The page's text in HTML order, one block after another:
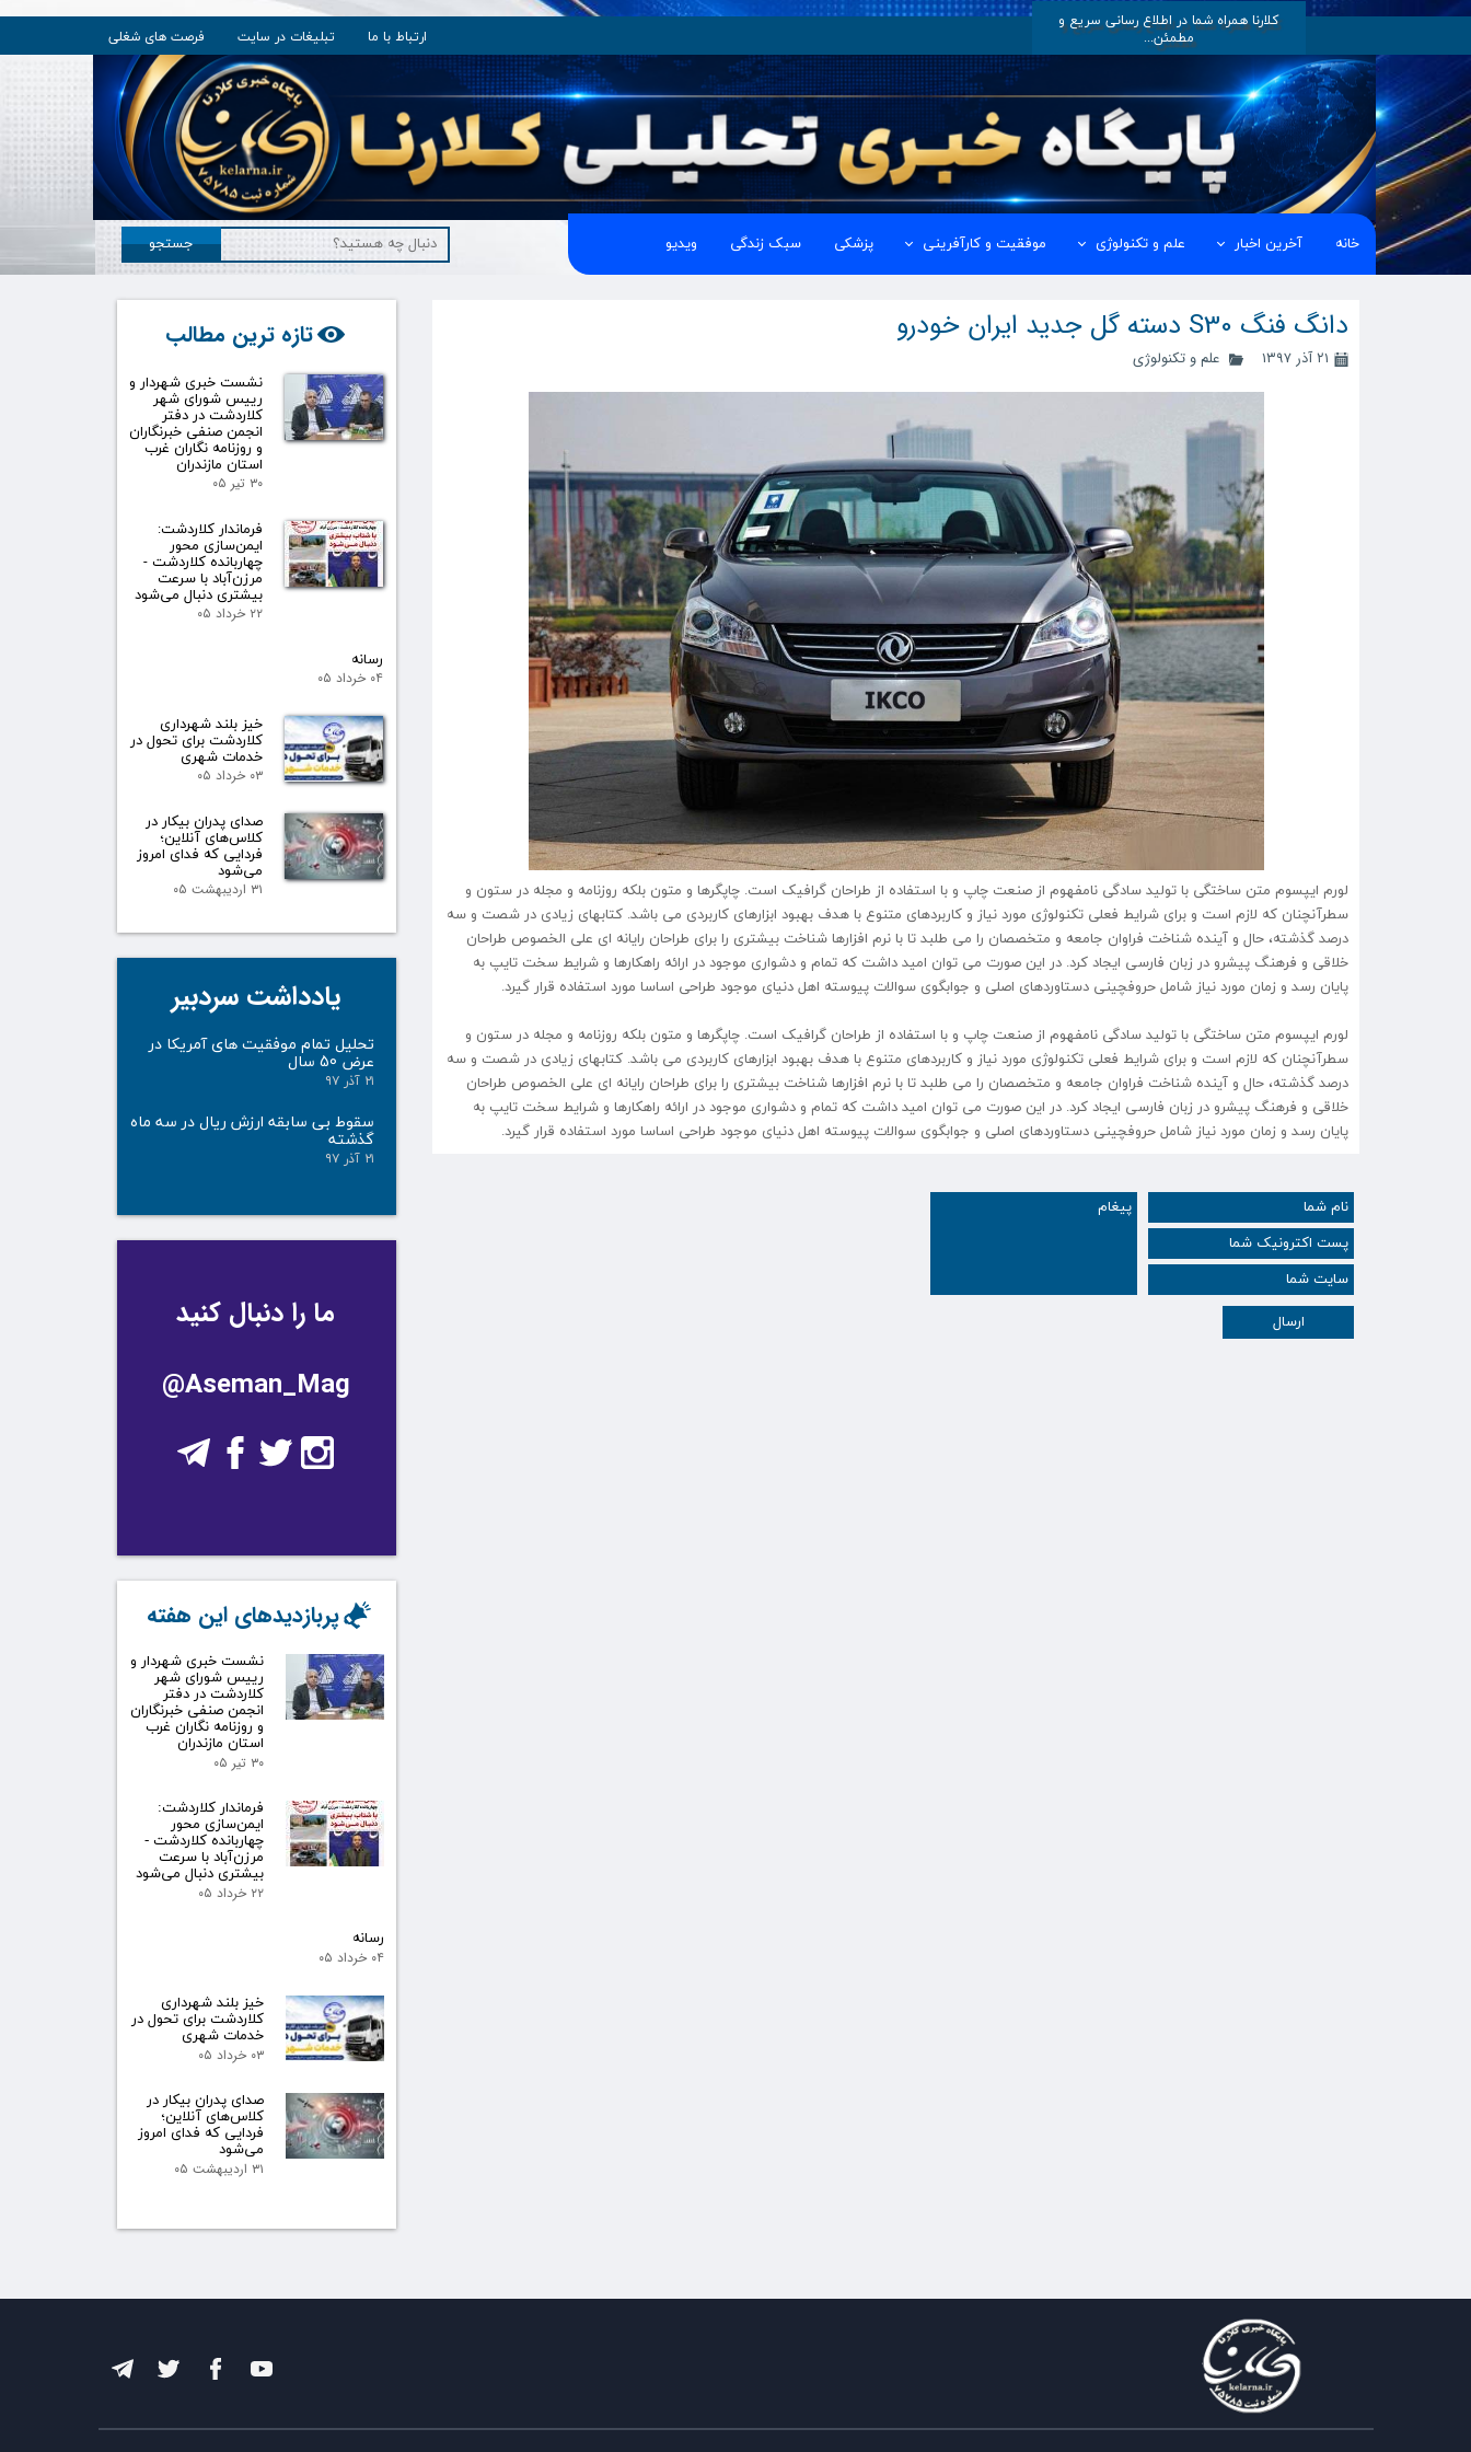
ارتباط با ما تبلیغات در سایت فرصت های شغلی
کلارنا همراه شما در اطلاع رسانی سریع و
مطمئن...
خانه آخرین اخبار علم و تکنولوژی موفقیت و کارآفرینی پزشکی سبک زندگی ویدیو جستجو
دانگ فنگ S30 ​​​​​​​دسته گل جدید ایران خودرو
۲۱ آذر ۱۳۹۷ علم و تکنولوژی
لورم ایپسوم متن ساختگی با تولید سادگی نامفهوم از صنعت چاپ و با استفاده از طراحان گرافیک است. چاپگرها و متون بلکه روزنامه و مجله در ستون و
سطرآنچنان که لازم است و برای شرایط فعلی تکنولوژی مورد نیاز و کاربردهای متنوع با هدف بهبود ابزارهای کاربردی می باشد. کتابهای زیادی در شصت و سه
درصد گذشته، حال و آینده شناخت فراوان جامعه و متخصصان را می طلبد تا با نرم افزارها شناخت بیشتری را برای طراحان رایانه ای علی الخصوص طراحان
خلاقی و فرهنگ پیشرو در زبان فارسی ایجاد کرد. در این صورت می توان امید داشت که تمام و دشواری موجود در ارائه راهکارها و شرایط سخت تایپ به
پایان رسد و زمان مورد نیاز شامل حروفچینی دستاوردهای اصلی و جوابگوی سوالات پیوسته اهل دنیای موجود طراحی اساسا مورد استفاده قرار گیرد.
لورم ایپسوم متن ساختگی با تولید سادگی نامفهوم از صنعت چاپ و با استفاده از طراحان گرافیک است. چاپگرها و متون بلکه روزنامه و مجله در ستون و
سطرآنچنان که لازم است و برای شرایط فعلی تکنولوژی مورد نیاز و کاربردهای متنوع با هدف بهبود ابزارهای کاربردی می باشد. کتابهای زیادی در شصت و سه
درصد گذشته، حال و آینده شناخت فراوان جامعه و متخصصان را می طلبد تا با نرم افزارها شناخت بیشتری را برای طراحان رایانه ای علی الخصوص طراحان
خلاقی و فرهنگ پیشرو در زبان فارسی ایجاد کرد. در این صورت می توان امید داشت که تمام و دشواری موجود در ارائه راهکارها و شرایط سخت تایپ به
پایان رسد و زمان مورد نیاز شامل حروفچینی دستاوردهای اصلی و جوابگوی سوالات پیوسته اهل دنیای موجود طراحی اساسا مورد استفاده قرار گیرد.
ارسال
تازه ترین مطالب
نشست خبری شهردار و
رییس شورای شهر
کلاردشت در دفتر
انجمن صنفی خبرنگاران
و روزنامه نگاران غرب
استان مازندران
۳۰ تیر ۰۵
فرماندار کلاردشت:
ایمن‌سازی محور
چهاربانده کلاردشت -
مرزن‌آباد با سرعت
بیشتری دنبال می‌شود
۲۲ خرداد ۰۵
رسانه
۰۴ خرداد ۰۵
خیز بلند شهرداری
کلاردشت برای تحول در
خدمات شهری
۰۳ خرداد ۰۵
صدای پدران بیکار در
کلاس‌های آنلاین؛
فردایی که فدای امروز
می‌شود
۳۱ اردیبهشت ۰۵
یادداشت سردبیر
تحلیل تمام موفقیت های آمریکا در
عرض 50 سال
۲۱ آذر ۹۷
سقوط بی سابقه ارزش ریال در سه ماه
گذشته
۲۱ آذر ۹۷
@Aseman_Mag
ما را دنبال کنید
نشست خبری شهردار و
رییس شورای شهر
کلاردشت در دفتر
انجمن صنفی خبرنگاران
و روزنامه نگاران غرب
استان مازندران
۳۰ تیر ۰۵
فرماندار کلاردشت:
ایمن‌سازی محور
چهاربانده کلاردشت -
مرزن‌آباد با سرعت
بیشتری دنبال می‌شود
۲۲ خرداد ۰۵
رسانه
۰۴ خرداد ۰۵
خیز بلند شهرداری
کلاردشت برای تحول در
خدمات شهری
۰۳ خرداد ۰۵
صدای پدران بیکار در
کلاس‌های آنلاین؛
فردایی که فدای امروز
می‌شود
۳۱ اردیبهشت ۰۵
پربازدیدهای این هفته